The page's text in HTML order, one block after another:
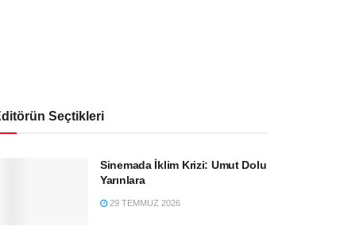
Seçtikleri
Sinemada İklim Krizi: Umut Dolu
Yarınlara
29 TEMMUZ 2026